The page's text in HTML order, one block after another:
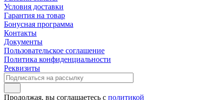
Условия доставки
Гарантия на товар
Бонусная программа
Контакты
Документы
Пользовательское соглашение
Политика конфиденциальности
Реквизиты
Продолжая, вы соглашаетесь с политикой